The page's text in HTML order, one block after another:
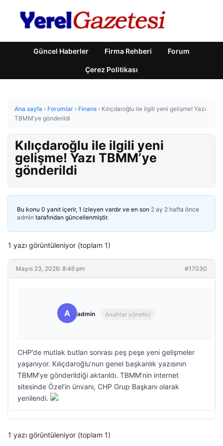
Güncel Haberler Firma Rehberi Forum
Çerez Politikası
Ana sayfa › Forumlar › Finans › Kılıçdaroğlu ile ilgili yeni gelişme! Yazı
TBMM’ye gönderildi
Kılıçdaroğlu ile ilgili yeni
gelişme! Yazı TBMM’ye
gönderildi
Bu konu 0 yanıt içerir, 1 izleyen vardır ve en son 2 ay 2 hafta önce
admin tarafından güncellenmiştir.
1 yazı görüntüleniyor (toplam 1)
Mayıs 23, 2026: 8:46 pm #17030
A admin Anahtar yönetici
CHP’de mutlak butlan sonrası peş peşe yeni gelişmeler
yaşanıyor. Kılıçdaroğlu’nun genel başkanlık yazısının
TBMM’ye gönderildiği aktarıldı. TBMM’nin internet
sitesinde Özel’in ünvanı, CHP Grup Başkanı olarak
yenilendi.
1 yazı görüntüleniyor (toplam 1)